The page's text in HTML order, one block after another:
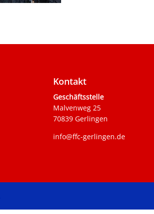
Kontakt
Geschäftsstelle
Malvenweg 25
70839 Gerlingen
info@ffc-gerlingen.de